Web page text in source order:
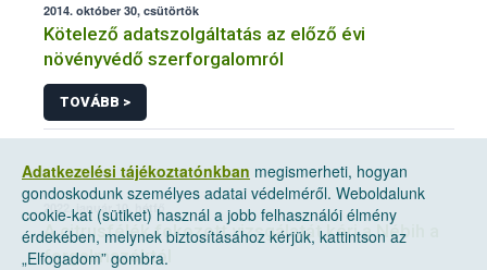
2014. október 30, csütörtök
Kötelező adatszolgáltatás az előző évi
növényvédő szerforgalomról
TOVÁBB >
2022. január 10, hétfő
A citrusfélék fokozott vizsgálatát kéri a Nébih a
forgalmazóktól
Adatkezelési tájékoztatónkban megismerheti, hogyan
gondoskodunk személyes adatai védelméről. Weboldalunk
cookie-kat (sütiket) használ a jobb felhasználói élmény
érdekében, melynek biztosításához kérjük, kattintson az
„Elfogadom” gombra.